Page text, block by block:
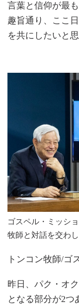
言葉と信仰が最
趣旨通り、ここ
を共にしたいと
ゴスペル・ミッシ
牧師と対話を交わし
トンコン牧師/ゴ
昨日、パク・オ
となる部分が2つ